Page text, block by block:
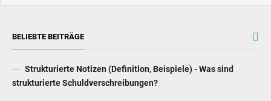
BELIEBTE BEITRÄGE
Strukturierte Notizen (Definition, Beispiele) - Was sind
strukturierte Schuldverschreibungen?